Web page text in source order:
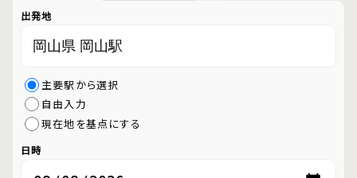
出発地
主要駅から選択
自由入力
現在地を基点にする
日時